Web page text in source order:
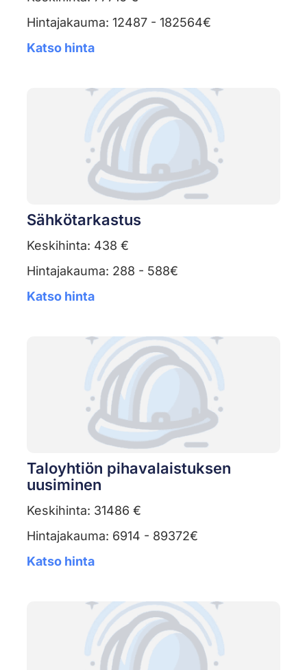
Hintajakauma: 12487 - 182564€
Katso hinta
Sähkötarkastus
Keskihinta: 438 €
Hintajakauma: 288 - 588€
Katso hinta
Taloyhtiön pihavalaistuksen
uusiminen
Keskihinta: 31486 €
Hintajakauma: 6914 - 89372€
Katso hinta